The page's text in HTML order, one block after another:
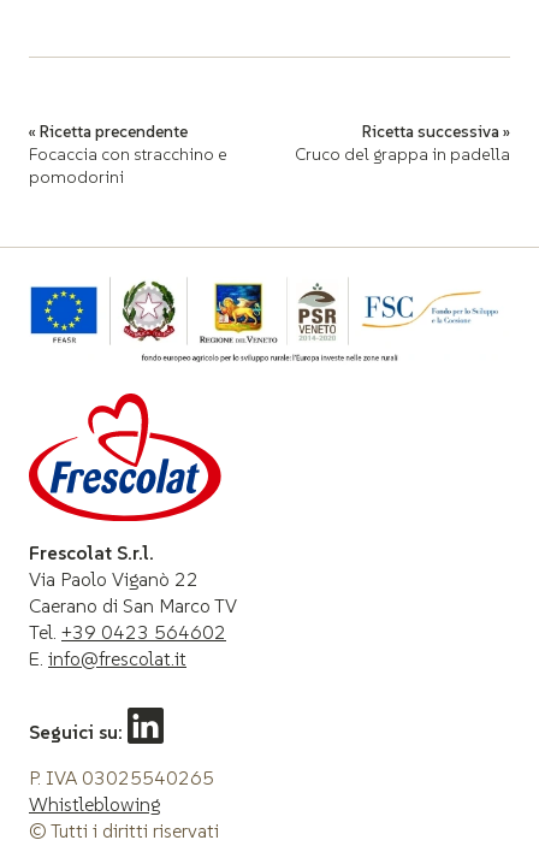
articoli
« Ricetta precendente
Focaccia con stracchino e
pomodorini
Ricetta successiva »
Cruco del grappa in padella
Frescolat S.r.l.
Via Paolo Viganò 22
Caerano di San Marco TV
Tel. +39 0423 564602
E. info@frescolat.it
Seguici su:
P. IVA 03025540265
Whistleblowing
© Tutti i diritti riservati